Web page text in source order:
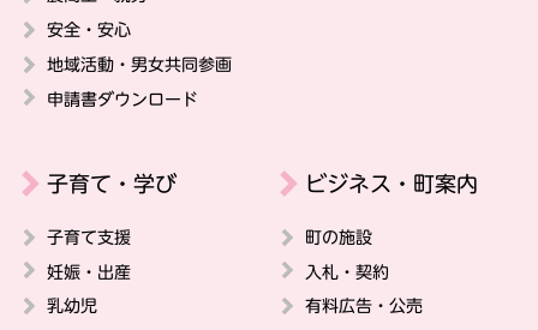
安全・安心
地域活動・男女共同参画
申請書ダウンロード
子育て・学び
子育て支援
妊娠・出産
乳幼児
ビジネス・町案内
町の施設
入札・契約
有料広告・公売